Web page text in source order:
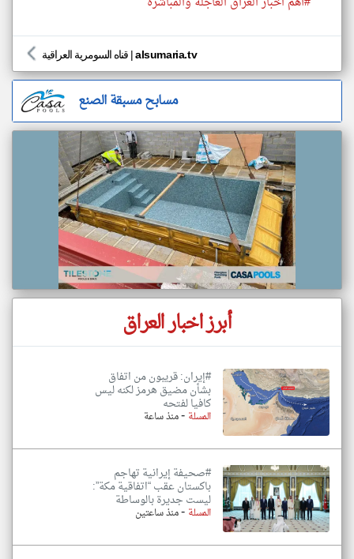
قناه السومرية العراقية |alsumaria.tv
مسابح مسبقة الصنع
أبرز اخبار العراق
#إيران: قريبون من اتفاق
بشأن مضيق هرمز لكنه ليس
كافيا لفتحه
المسلة -منذ ساعة
#صحيفة إيرانية تهاجم
باكستان عقب “اتفاقية مكة”:
ليست جديرة بالوساطة
المسلة -منذ ساعتين